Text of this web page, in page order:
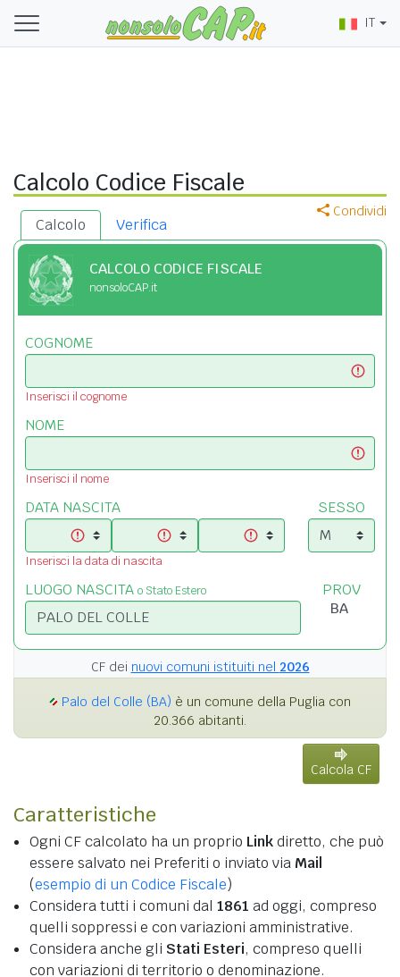
IT
Calcolo Codice Fiscale
Condividi
Calcolo Verifica
CALCOLO CODICE FISCALE
nonsoloCAP.it
COGNOME
Inserisci il cognome
NOME
Inserisci il nome
DATA NASCITA
Inserisci la data di nascita
SESSO
LUOGO NASCITA o Stato Estero PROV
CF dei nuovi comuni istituiti nel 2026
Palo del Colle (BA) è un comune della Puglia con
20.366 abitanti.
Calcola CF
Caratteristiche
Ogni CF calcolato ha un proprio Linkdiretto, che può
essere salvato nei Preferiti o inviato via Mail
(esempio di un Codice Fiscale)
Considera tutti i comuni dal 1861 ad oggi, compreso
quelli soppressi e con variazioni amministrative.
Considera anche gli Stati Esteri, compreso quelli
con variazioni di territorio o denominazione.